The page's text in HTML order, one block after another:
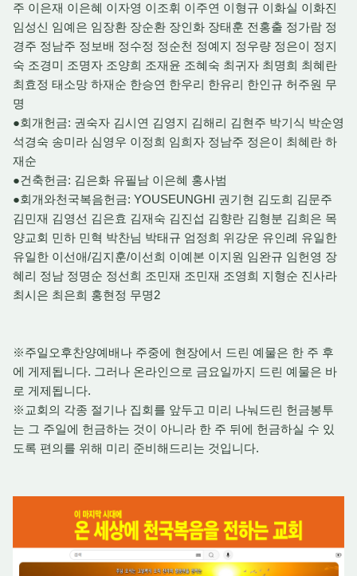
주 이은재 이은혜 이자영 이조휘 이주연 이형규 이화실 이화진
임성신 임예은 임장환 장순환 장인화 장태훈 전홍출 정가람 정
경주 정남주 정보배 정수정 정순천 정예지 정우량 정은이 정지
숙 조경미 조명자 조양희 조재윤 조혜숙 최귀자 최명희 최혜란
최효정 태소망 하재순 한승연 한우리 한유리 한인규 허주원 무
명
●회개헌금: 권숙자 김시연 김영지 김해리 김현주 박기식 박순영
석경숙 송미라 심영우 이정희 임희자 정남주 정은이 최혜란 하
재순
●건축헌금: 김은화 유필남 이은혜 홍사범
●회개와천국복음헌금: YOUSEUNGHI 권기현 김도희 김문주
김민재 김영선 김은효 김재숙 김진섭 김향란 김형분 김희은 목
양교회 민하 민혁 박찬님 박태규 엄정희 위강운 유인례 유일한
유일한 이선애/김지훈/이선희 이예본 이지원 임완규 임헌영 장
혜리 정남 정명순 정선희 조민재 조민재 조영희 지형순 진사라
최시은 최은희 홍현정 무명2
※주일오후찬양예배나 주중에 현장에서 드린 예물은 한 주 후
에 게제됩니다. 그러나 온라인으로 금요일까지 드린 예물은 바
로 게제됩니다.
※교회의 각종 절기나 집회를 앞두고 미리 나눠드린 헌금봉투
는 그 주일에 헌금하는 것이 아니라 한 주 뒤에 헌금하실 수 있
도록 편의를 위해 미리 준비해드리는 것입니다.